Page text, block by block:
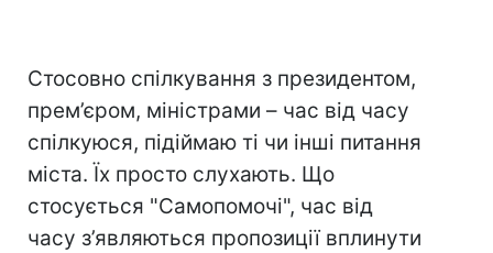
Стосовно спілкування з президентом,
прем’єром, міністрами – час від часу
спілкуюся, підіймаю ті чи інші питання
міста. Їх просто слухають. Що
стосується "Самопомочі", час від
часу з’являються пропозиції вплинути